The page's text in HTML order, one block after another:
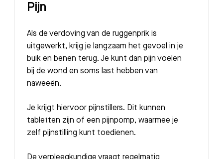
Zoeken
Pijn
Als de verdoving van de ruggenprik is
uitgewerkt, krijg je langzaam het gevoel in je
buik en benen terug. Je kunt dan pijn voelen
bij de wond en soms last hebben van
naweeën.
Je krijgt hiervoor pijnstillers. Dit kunnen
tabletten zijn of een pijnpomp, waarmee je
zelf pijnstilling kunt toedienen.